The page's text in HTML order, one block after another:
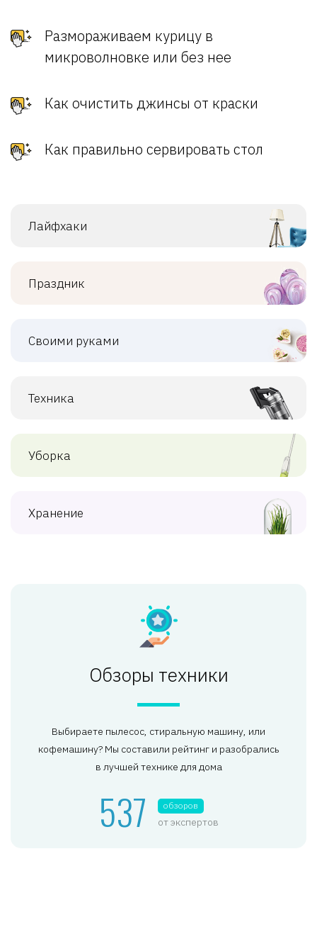
Размораживаем курицу в
микроволновке или без нее
Как очистить джинсы от краски
Как правильно сервировать стол
Лайфхаки
Праздник
Своими руками
Техника
Уборка
Хранение
Обзоры техники
Выбираете пылесос, стиральную машину, или
кофемашину? Мы составили рейтинг и разобрались
в лучшей технике для дома
537 обзоров
от экспертов